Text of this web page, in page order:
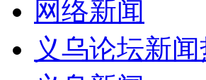
网络新闻
义乌论坛新闻